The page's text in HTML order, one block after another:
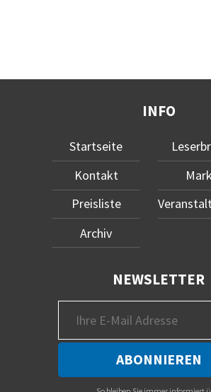
INFO
Startseite
Kontakt
Preisliste
Archiv
NEWSLETTER